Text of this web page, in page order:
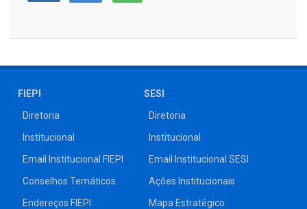
FIEPI
Diretoria
Institucional
Email Institucional FIEPI
Conselhos Temáticos
Endereços FIEPI
SESI
Diretoria
Institucional
Email Institucional SESI
Ações Institucionais
Mapa Estratégico